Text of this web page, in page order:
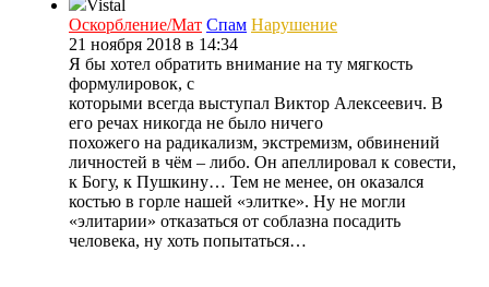
Vistal
Оскорбление/Мат Спам Нарушение
21 ноября 2018 в 14:34
Я бы хотел обратить внимание на ту мягкость
формулировок, с
которыми всегда выступал Виктор Алексеевич. В
его речах никогда не было ничего
похожего на радикализм, экстремизм, обвинений
личностей в чём – либо. Он апеллировал к совести,
к Богу, к Пушкину… Тем не менее, он оказался
костью в горле нашей «элитке». Ну не могли
«элитарии» отказаться от соблазна посадить
человека, ну хоть попытаться…